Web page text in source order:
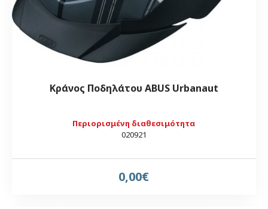
Περιορισμένη διαθεσιμότητα
020921
Κράνος Ποδηλάτου ABUS Urbanaut
0,00€